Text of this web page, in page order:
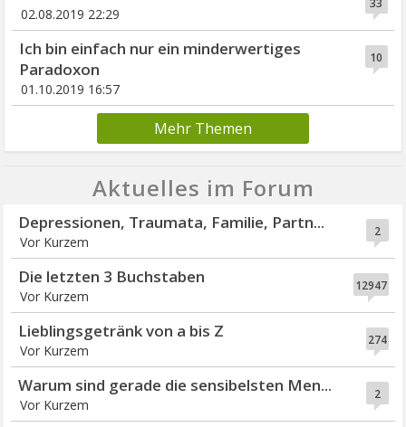
02.08.2019 22:29
10
Ich bin einfach nur ein minderwertiges
Paradoxon
01.10.2019 16:57
Mehr Themen
Aktuelles im Forum
2
Depressionen, Traumata, Familie, Partn...
Vor Kurzem
12947
Die letzten 3 Buchstaben
Vor Kurzem
274
Lieblingsgetränk von a bis Z
Vor Kurzem
2
Warum sind gerade die sensibelsten Men...
Vor Kurzem